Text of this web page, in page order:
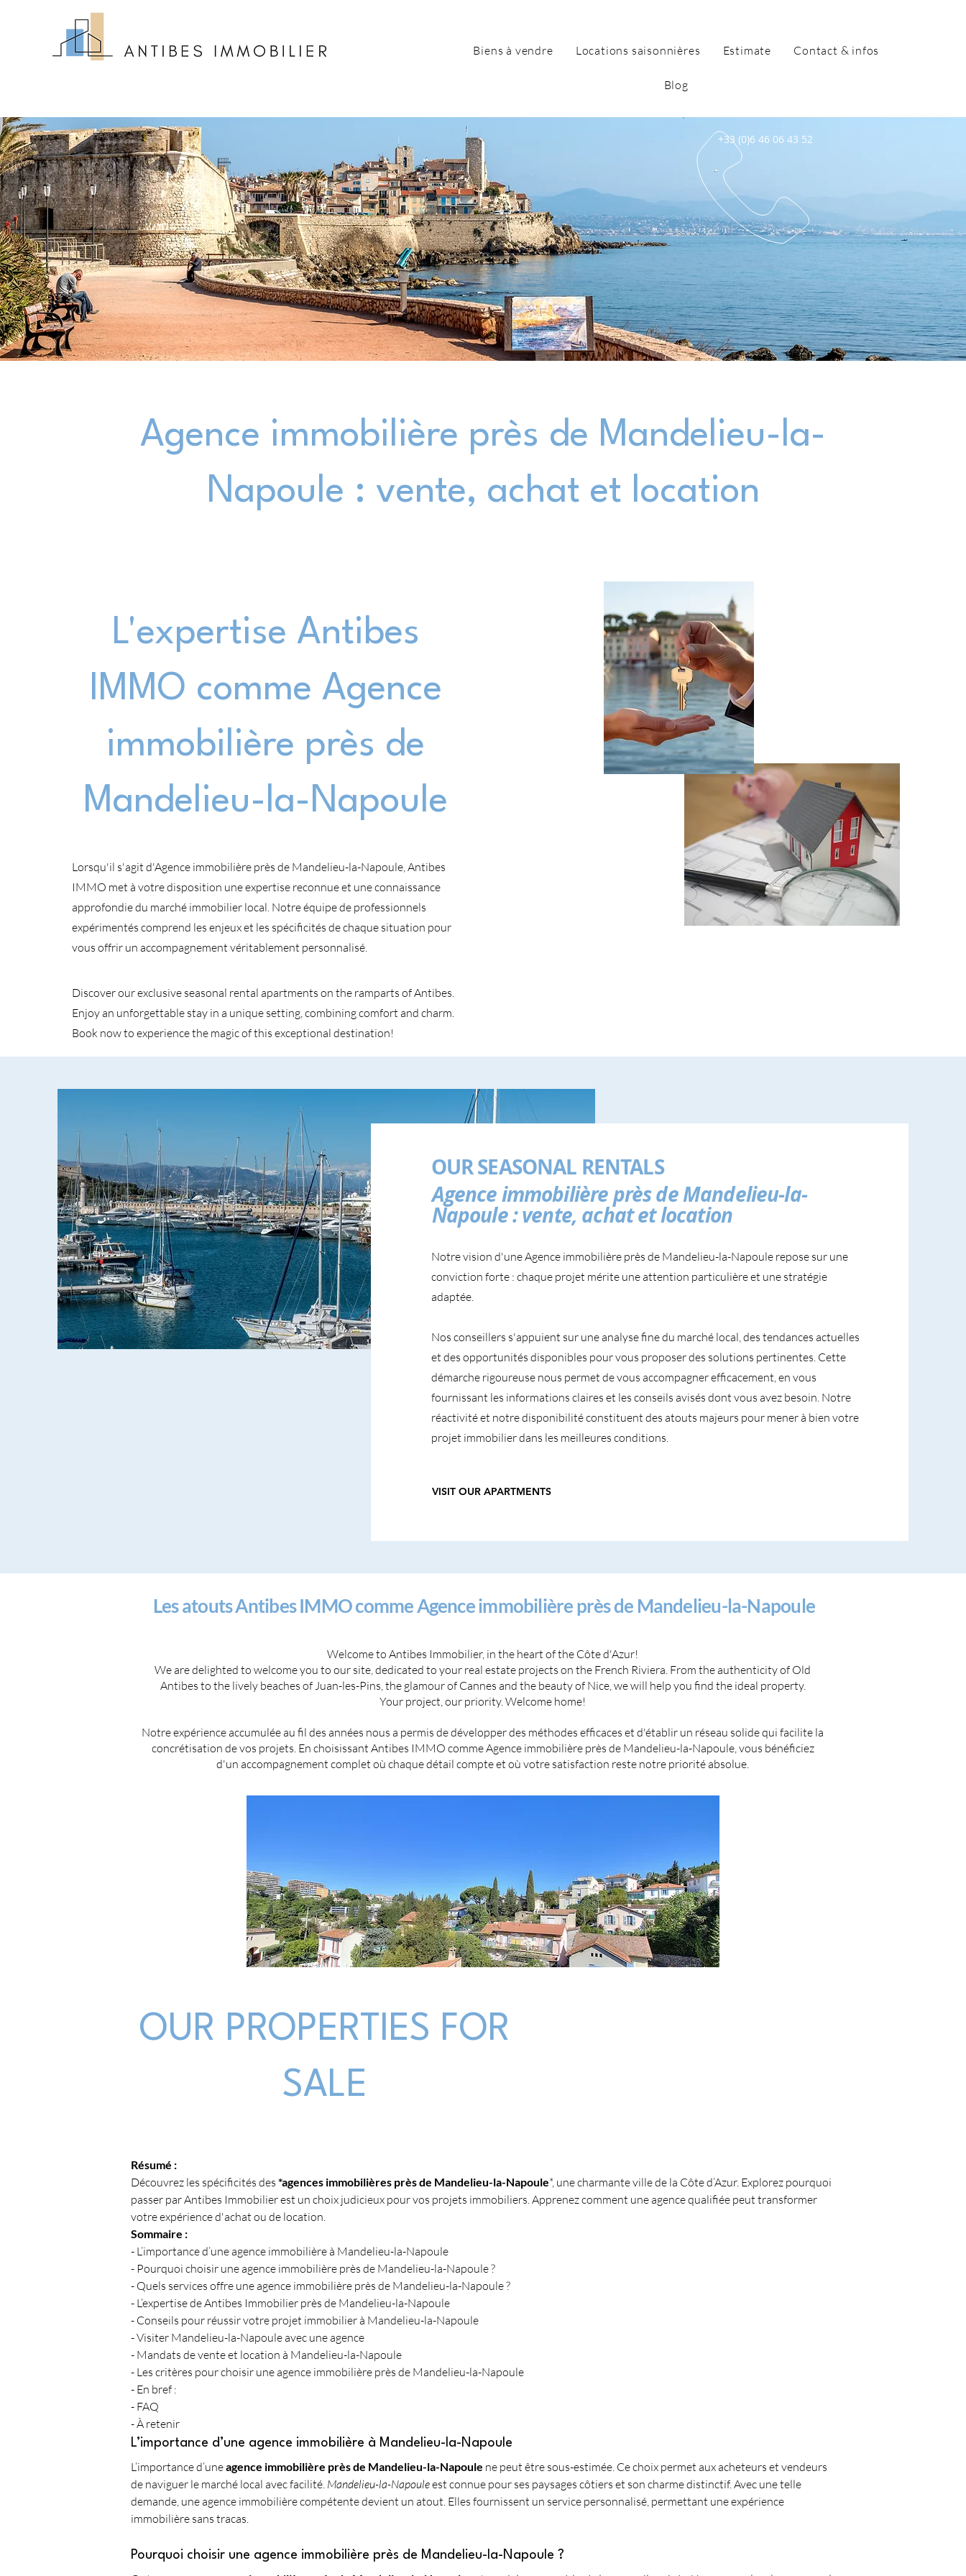
Biens à vendre Locations saisonnières Estimate Contact & infos
Blog
+33 (0)6 46 06 43 52
Agence immobilière près de Mandelieu-la-
Napoule : vente, achat et location
L'expertise Antibes
IMMO comme Agence
immobilière près de
Mandelieu-la-Napoule
Lorsqu'il s'agit d'Agence immobilière près de Mandelieu-la-Napoule, Antibes
IMMO met à votre disposition une expertise reconnue et une connaissance
approfondie du marché immobilier local. Notre équipe de professionnels
expérimentés comprend les enjeux et les spécificités de chaque situation pour
vous offrir un accompagnement véritablement personnalisé.
Discover our exclusive seasonal rental apartments on the ramparts of Antibes.
Enjoy an unforgettable stay in a unique setting, combining comfort and charm.
Book now to experience the magic of this exceptional destination!
OUR SEASONAL RENTALS
Agence immobilière près de Mandelieu-la-
Napoule : vente, achat et location
Notre vision d'une Agence immobilière près de Mandelieu-la-Napoule repose sur une
conviction forte : chaque projet mérite une attention particulière et une stratégie
adaptée.
Nos conseillers s'appuient sur une analyse fine du marché local, des tendances actuelles
et des opportunités disponibles pour vous proposer des solutions pertinentes. Cette
démarche rigoureuse nous permet de vous accompagner efficacement, en vous
fournissant les informations claires et les conseils avisés dont vous avez besoin. Notre
réactivité et notre disponibilité constituent des atouts majeurs pour mener à bien votre
projet immobilier dans les meilleures conditions.
VISIT OUR APARTMENTS
Les atouts Antibes IMMO comme Agence immobilière près de Mandelieu-la-Napoule
Welcome to Antibes Immobilier, in the heart of the Côte d'Azur!
We are delighted to welcome you to our site, dedicated to your real estate projects on the French Riviera. From the authenticity of Old
Antibes to the lively beaches of Juan-les-Pins, the glamour of Cannes and the beauty of Nice, we will help you find the ideal property.
Your project, our priority. Welcome home!
Notre expérience accumulée au fil des années nous a permis de développer des méthodes efficaces et d'établir un réseau solide qui facilite la
concrétisation de vos projets. En choisissant Antibes IMMO comme Agence immobilière près de Mandelieu-la-Napoule, vous bénéficiez
d'un accompagnement complet où chaque détail compte et où votre satisfaction reste notre priorité absolue.
OUR PROPERTIES FOR
SALE
Résumé :
Découvrez les spécificités des *agences immobilières près de Mandelieu-la-Napoule*, une charmante ville de la Côte d’Azur. Explorez pourquoi
passer par Antibes Immobilier est un choix judicieux pour vos projets immobiliers. Apprenez comment une agence qualifiée peut transformer
votre expérience d'achat ou de location.
Sommaire :
- L’importance d’une agence immobilière à Mandelieu-la-Napoule
- Pourquoi choisir une agence immobilière près de Mandelieu-la-Napoule ?
- Quels services offre une agence immobilière près de Mandelieu-la-Napoule ?
- L’expertise de Antibes Immobilier près de Mandelieu-la-Napoule
- Conseils pour réussir votre projet immobilier à Mandelieu-la-Napoule
- Visiter Mandelieu-la-Napoule avec une agence
- Mandats de vente et location à Mandelieu-la-Napoule
- Les critères pour choisir une agence immobilière près de Mandelieu-la-Napoule
- En bref :
- FAQ
- À retenir
L’importance d’une agence immobilière à Mandelieu-la-Napoule
L’importance d’une agence immobilière près de Mandelieu-la-Napoule ne peut être sous-estimée. Ce choix permet aux acheteurs et vendeurs
de naviguer le marché local avec facilité. Mandelieu-la-Napoule est connue pour ses paysages côtiers et son charme distinctif. Avec une telle
demande, une agence immobilière compétente devient un atout. Elles fournissent un service personnalisé, permettant une expérience
immobilière sans tracas.
Pourquoi choisir une agence immobilière près de Mandelieu-la-Napoule ?